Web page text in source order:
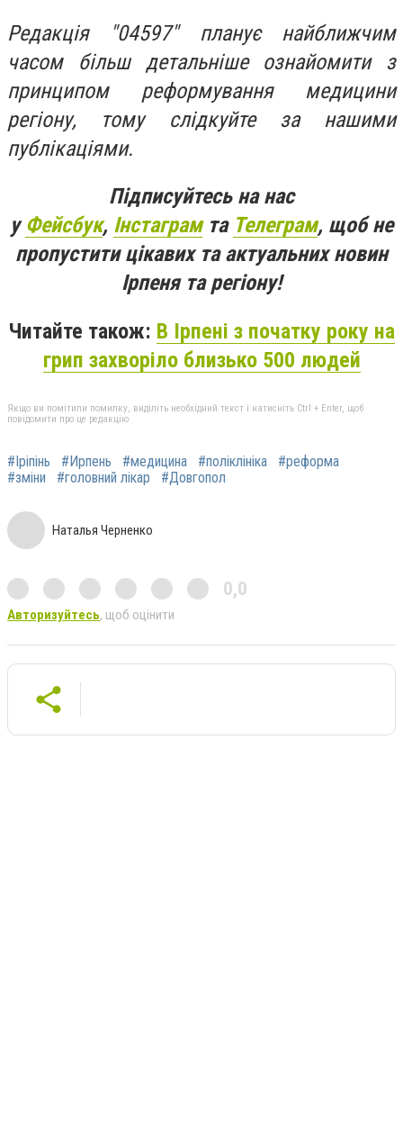
Редакція "04597" планує найближчим
часом більш детальніше ознайомити з
принципом реформування медицини
регіону, тому слідкуйте за нашими
публікаціями.
Підписуйтесь на нас
уФейсбук, Інстаграмта Телеграм, щоб не
пропустити цікавих та актуальних новин
Ірпеня та регіону!
Читайте також: В Ірпені з початку року на
грип захворіло близько 500 людей
Якщо ви помітили помилку, виділіть необхідний текст і натисніть Ctrl + Enter, щоб
повідомити про це редакцію
#Іріпінь #Ирпень #медицина #поліклініка
#реформа
#зміни
#головний лікар #Довгопол
Наталья Черненко
0,0
Авторизуйтесь, щоб оцінити